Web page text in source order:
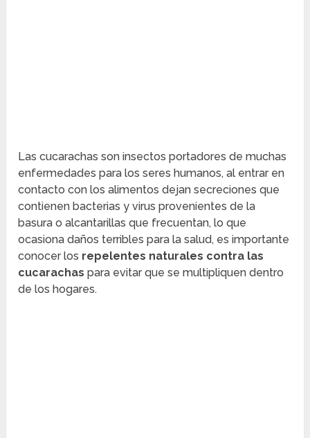
Las cucarachas son insectos portadores de muchas
enfermedades para los seres humanos, al entrar en
contacto con los alimentos dejan secreciones que
contienen bacterias y virus provenientes de la
basura o alcantarillas que frecuentan, lo que
ocasiona daños terribles para la salud, es importante
conocer los repelentes naturales contra las
cucarachas para evitar que se multipliquen dentro
de los hogares.